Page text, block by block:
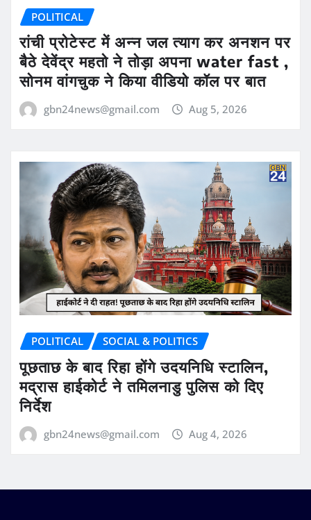
POLITICAL
रांची प्रोटेस्ट में अन्न जल त्याग कर अनशन पर
बैठे देवेंद्र महतो ने तोड़ा अपना water fast ,
सोनम वांगचुक ने किया वीडियो कॉल पर बात
gbn24news@gmail.com Aug 5, 2026
POLITICAL SOCIAL & POLITICS
पूछताछ के बाद रिहा होंगे उदयनिधि स्टालिन,
मद्रास हाईकोर्ट ने तमिलनाडु पुलिस को दिए
निर्देश
gbn24news@gmail.com Aug 4, 2026